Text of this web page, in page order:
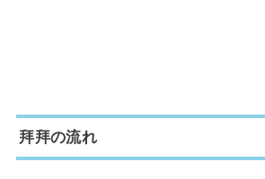
拜拜の流れ